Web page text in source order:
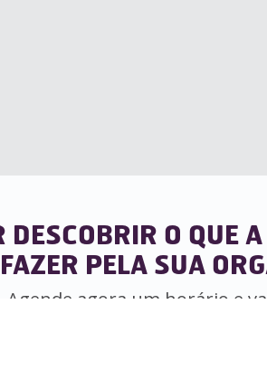
DESCOBRIR O QUE
FAZER PELA SUA
Agende agora um horário e